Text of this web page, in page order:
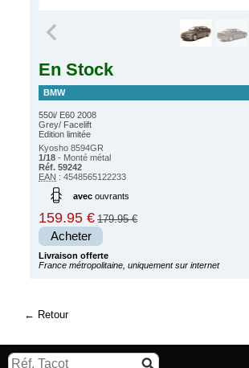
En Stock
BMW
550i/ E60 2008
Grey/ Facelift
Edition limitée
Kyosho 8594GR
1/18 - Monté métal
Réf. 59242
EAN : 4548565122233
avecouvrants
159.95 € 179.95 €
Acheter
Livraison offerte
France métropolitaine, uniquement sur internet
Retour